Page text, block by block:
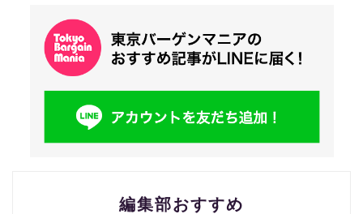
編集部おすすめ